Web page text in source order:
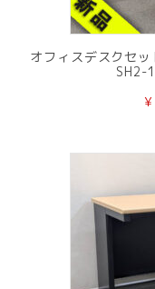
オフィスデスクセ
SH2-
¥